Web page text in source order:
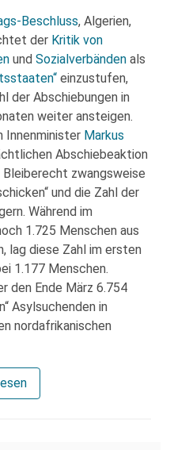
Beschluss, Algerien,
der Kritik von
und Sozialverbänden als
einzustufen,
der Abschiebungen in
weiter ansteigen.
Innenminister Markus
Abschiebeaktion
Bleiberecht zwangsweise
und die Zahl der
Während im
1.725 Menschen aus
lag diese Zahl im ersten
1.177 Menschen.
den Ende März 6.754
Asylsuchenden in
nordafrikanischen